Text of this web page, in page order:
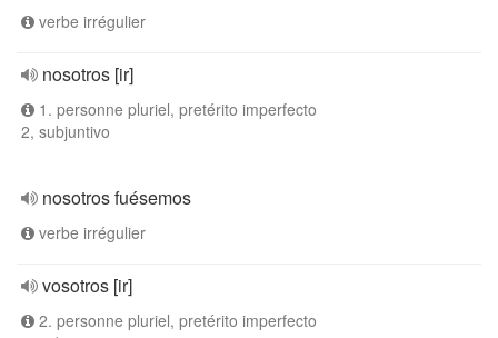
verbe irrégulier
nosotros [ir]
1. personne pluriel, pretérito imperfecto
2, subjuntivo
nosotros fuésemos
verbe irrégulier
vosotros [ir]
2. personne pluriel, pretérito imperfecto